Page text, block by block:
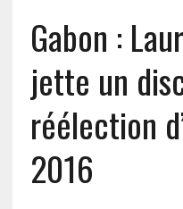
Gabon :
jette un
réélection
2016